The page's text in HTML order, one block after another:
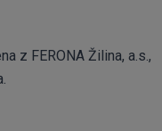
z FERONA Žilina, a.s.,